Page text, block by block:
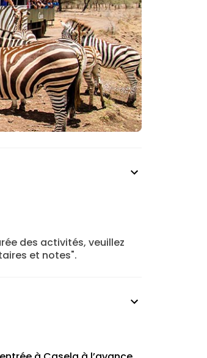
des activités, veuillez
et notes".